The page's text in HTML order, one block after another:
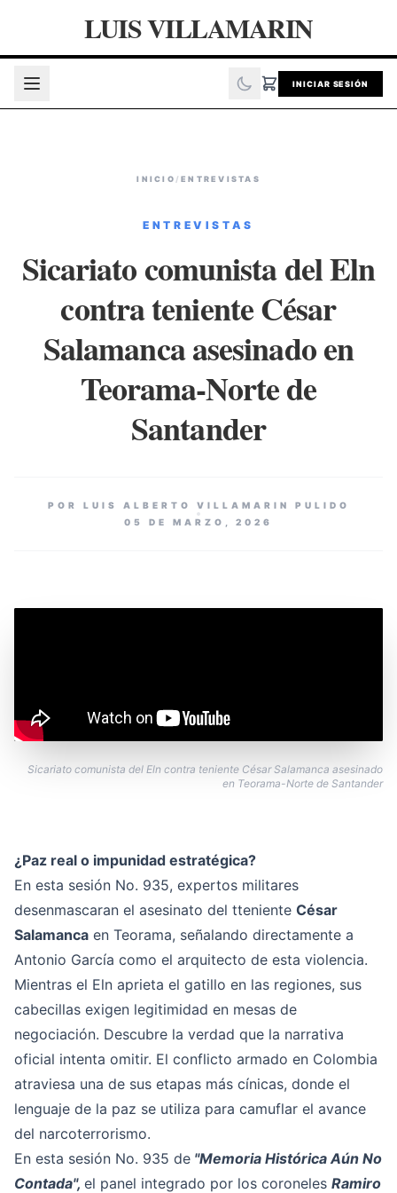
LUIS VILLAMARIN
INICIAR SESIÓN
INICIO / ENTREVISTAS
ENTREVISTAS
Sicariato comunista del Eln
contra teniente César
Salamanca asesinado en
Teorama-Norte de
Santander
POR LUIS ALBERTO VILLAMARIN PULIDO
05 DE MARZO, 2026
Sicariato comunista del Eln contra teniente César Salamanca asesinado
en Teorama-Norte de Santander
¿Paz real o impunidad estratégica?
En esta sesión No. 935, expertos militares
desenmascaran el asesinato del tteniente César
Salamanca en Teorama, señalando directamente a
Antonio García como el arquitecto de esta violencia.
Mientras el Eln aprieta el gatillo en las regiones, sus
cabecillas exigen legitimidad en mesas de
negociación. Descubre la verdad que la narrativa
oficial intenta omitir. El conflicto armado en Colombia
atraviesa una de sus etapas más cínicas, donde el
lenguaje de la paz se utiliza para camuflar el avance
del narcoterrorismo.
En esta sesión No. 935 de "Memoria Histórica Aún No
Contada", el panel integrado por los coroneles Ramiro